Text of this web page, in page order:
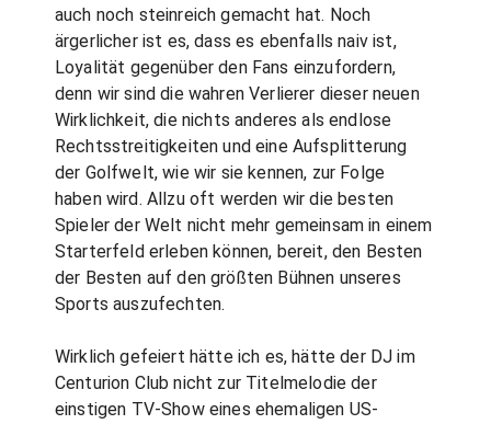
auch noch steinreich gemacht hat. Noch
ärgerlicher ist es, dass es ebenfalls naiv ist,
Loyalität gegenüber den Fans einzufordern,
denn wir sind die wahren Verlierer dieser neuen
Wirklichkeit, die nichts anderes als endlose
Rechtsstreitigkeiten und eine Aufsplitterung
der Golfwelt, wie wir sie kennen, zur Folge
haben wird. Allzu oft werden wir die besten
Spieler der Welt nicht mehr gemeinsam in einem
Starterfeld erleben können, bereit, den Besten
der Besten auf den größten Bühnen unseres
Sports auszufechten.
Wirklich gefeiert hätte ich es, hätte der DJ im
Centurion Club nicht zur Titelmelodie der
einstigen TV-Show eines ehemaligen US-